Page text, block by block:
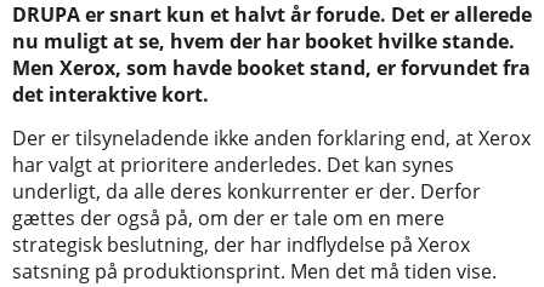
DRUPA er snart kun et halvt år forude. Det er allerede
nu muligt at se, hvem der har booket hvilke stande.
Men Xerox, som havde booket stand, er forvundet fra
det interaktive kort.
Der er tilsyneladende ikke anden forklaring end, at Xerox
har valgt at prioritere anderledes. Det kan synes
underligt, da alle deres konkurrenter er der. Derfor
gættes der også på, om der er tale om en mere
strategisk beslutning, der har indflydelse på Xerox
satsning på produktionsprint. Men det må tiden vise.